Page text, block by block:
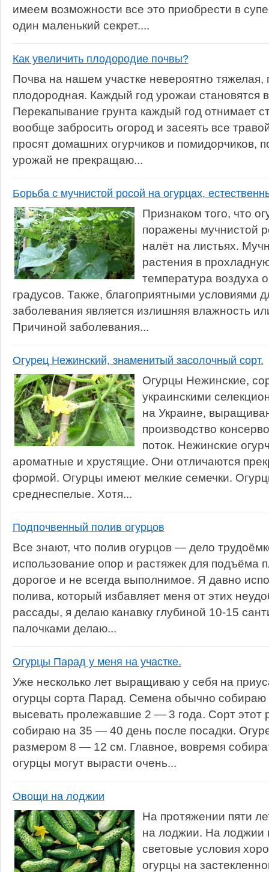
имеем возможности все это приобрести в
один маленький секрет....
Как увеличить плодородие почвы?
Почва на нашем участке невероятно тяжелая,
плодородная. Каждый год урожаи становятся
Перекапывание грунта каждый год отнимает
вообще забросить огород и засеять все
просят домашних огурчиков и помидорчиков,
урожай не прекращаю...
Борьба с мучнистой росой на огурцах,
Признаком того, что
поражены мучнистой
налёт на листьях.
растения в
температура воздуха
градусов. Также, благоприятными условиями
заболевания является излишняя влажность
Причиной заболевания...
Огурец Нежинский, знаменитый засолочный сорт.
Огурцы Нежинские,
украинскими
на Украине,
производство
поток. Нежинские
ароматные и хрустящие. Они отличаются
формой. Огурцы имеют мелкие семечки.
среднеспелые. Хотя...
Подпочвенный полив огурцов
Все знают, что полив огурцов — дело
использование опор и растяжек для подъёма
дорогое и не всегда выполнимое. Я давно
полива, который избавляет меня от этих
рассады, я делаю канавку глубиной 10-15
палочками делаю...
Огурцы Парад у меня на участке.
Уже несколько лет выращиваю у себя на
огурцы сорта Парад. Семена обычно собираю
высевать пролежавшие 2 — 3 года. Сорт этот
собираю на 35 — 40 день после посадки.
размером 8 — 12 см. Главное, вовремя
огурцы могут вырасти очень...
Овощи на лоджии
На протяжении пяти
на лоджии. На лоджии
световые условия
огурцы на